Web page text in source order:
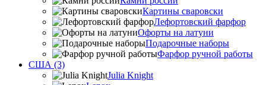
Картины сваровски
Лефортовский фарфор
Офорты на латуни
Подарочные наборы
Фарфор ручной работы
США (3)
Julia Knight